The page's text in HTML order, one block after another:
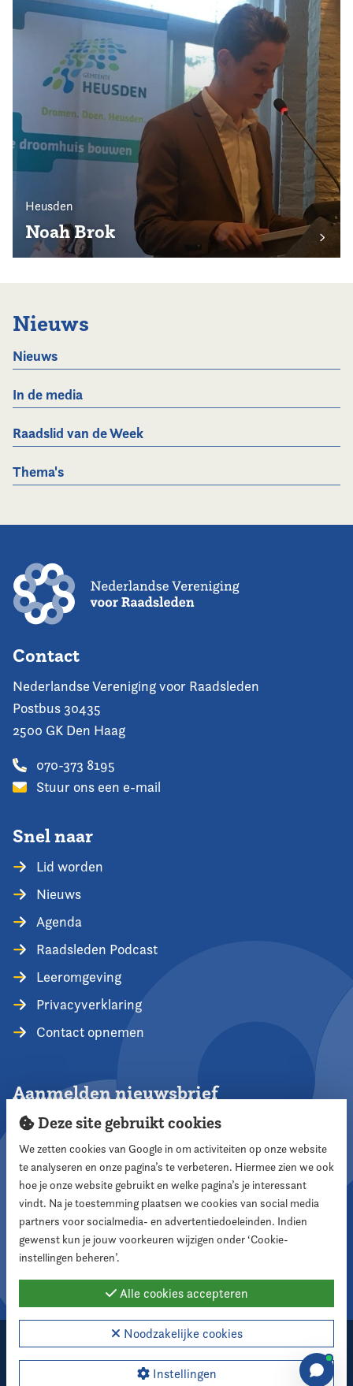
Heusden
Noah Brok
Nieuws
Nieuws
In de media
Raadslid van de Week
Thema's
Contact
Nederlandse Vereniging voor Raadsleden
Postbus 30435
2500 GK Den Haag
070-373 8195
Stuur ons een e-mail
Snel naar
Lid worden
Nieuws
Agenda
Raadsleden Podcast
Leeromgeving
Privacyverklaring
Contact opnemen
Aanmelden nieuwsbrief
Aanmelden
Volg ons
2026 Nederlandse Vereniging voor Raadsleden
Cookie instellingen
Deze site gebruikt cookies
We zetten cookies van Google in om activiteiten op onze website
te analyseren en onze pagina’s te verbeteren. Hiermee zien we ook
hoe je onze website gebruikt en welke pagina’s je interessant
vindt. Na je toestemming plaatsen we cookies van social media
partners voor socialmedia- en advertentiedoeleinden. Indien
gewenst kun je jouw voorkeuren wijzigen onder ‘Cookie-
instellingen beheren’.
Alle cookies accepteren
Noodzakelijke cookies
Instellingen